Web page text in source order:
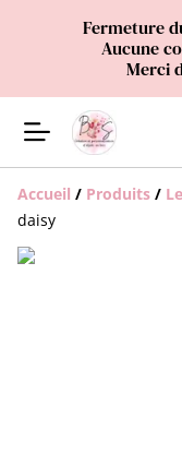
Fermeture
Aucune
Merci
Accueil / Produits /
daisy